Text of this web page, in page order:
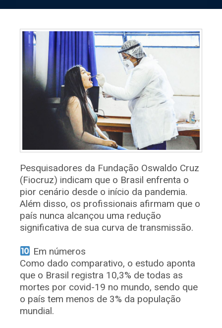
Pesquisadores da Fundação Oswaldo Cruz
(Fiocruz) indicam que o Brasil enfrenta o
pior cenário desde o início da pandemia.
Além disso, os profissionais afirmam que o
país nunca alcançou uma redução
significativa de sua curva de transmissão.
Em números
Como dado comparativo, o estudo aponta
que o Brasil registra 10,3% de todas as
mortes por covid-19 no mundo, sendo que
o país tem menos de 3% da população
mundial.